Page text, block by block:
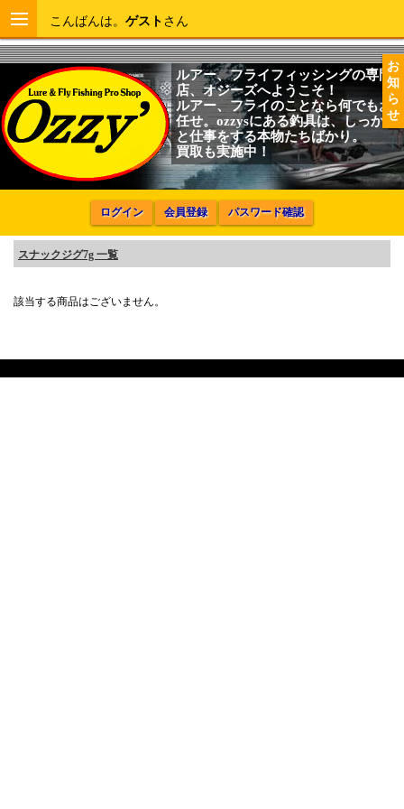
お
知
ら
せ
こんばんは。 ゲスト さん
ルアー、フライフィッシングの専門
店、オジーズへようこそ！
ルアー、フライのことなら何でもお
任せ。ozzysにある釣具は、しっかり
と仕事をする本物たちばかり。
買取も実施中！
ログイン 会員登録 パスワード確認
スナックジグ7g 一覧
該当する商品はございません。